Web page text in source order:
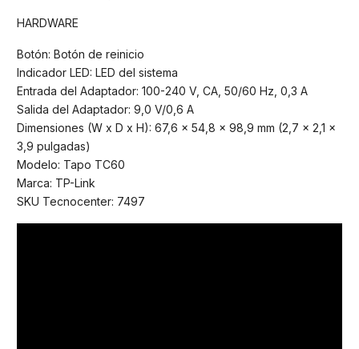
HARDWARE
Botón: Botón de reinicio
Indicador LED: LED del sistema
Entrada del Adaptador: 100-240 V, CA, 50/60 Hz, 0,3 A
Salida del Adaptador: 9,0 V/0,6 A
Dimensiones (W x D x H): 67,6 x 54,8 x 98,9 mm (2,7 x 2,1 x
3,9 pulgadas)
Modelo: Tapo TC60
Marca: TP-Link
SKU Tecnocenter: 7497